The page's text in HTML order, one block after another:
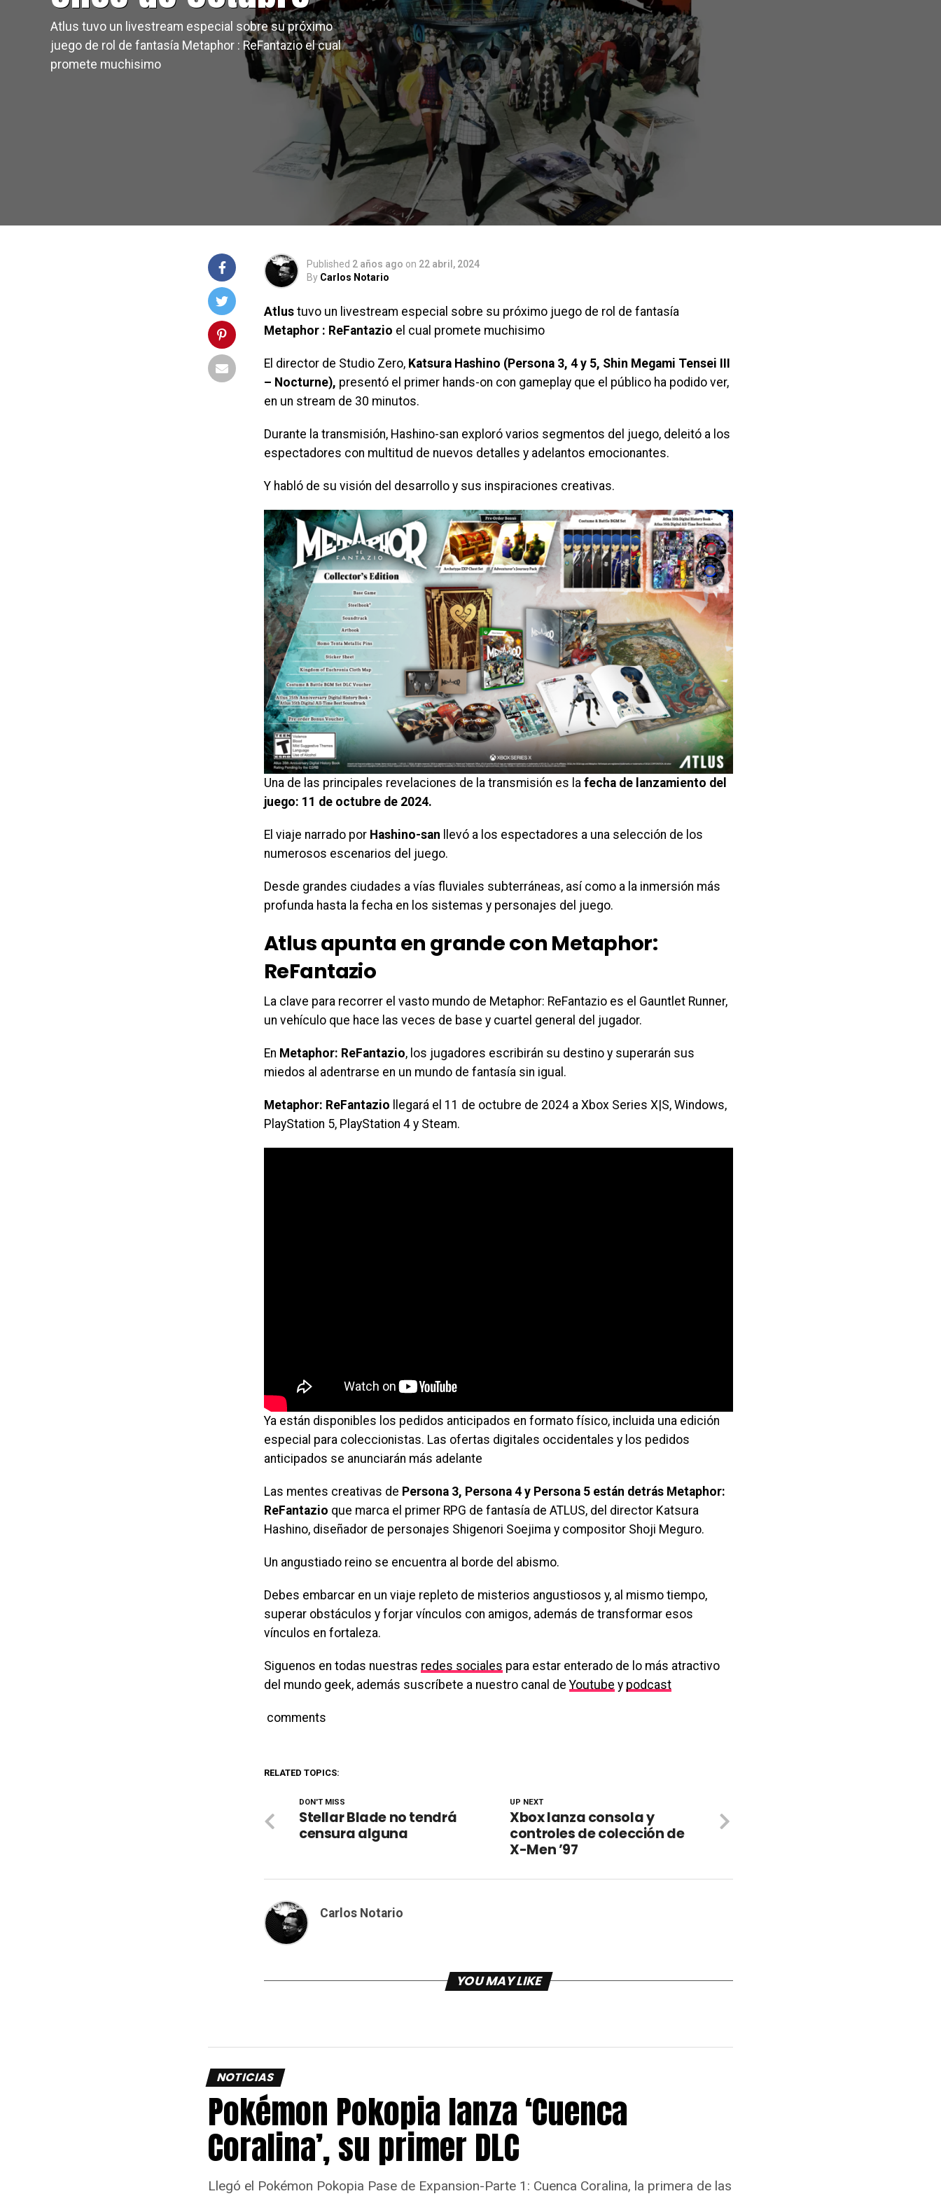
Atlus tuvo un livestream especial sobre su próximo
juego de rol de fantasía Metaphor : ReFantazio el cual
promete muchisimo
Published 2 años ago on 22 abril, 2024
By Carlos Notario
Atlus tuvo un livestream especial sobre su próximo juego de rol de fantasía
Metaphor : ReFantazio el cual promete muchisimo
El director de Studio Zero, Katsura Hashino (Persona 3, 4 y 5, Shin Megami Tensei III
– Nocturne), presentó el primer hands-on con gameplay que el público ha podido ver,
en un stream de 30 minutos.
Durante la transmisión, Hashino-san exploró varios segmentos del juego, deleitó a los
espectadores con multitud de nuevos detalles y adelantos emocionantes.
Y habló de su visión del desarrollo y sus inspiraciones creativas.
Una de las principales revelaciones de la transmisión es la fecha de lanzamiento del
juego: 11 de octubre de 2024.
El viaje narrado por Hashino-san llevó a los espectadores a una selección de los
numerosos escenarios del juego.
Desde grandes ciudades a vías fluviales subterráneas, así como a la inmersión más
profunda hasta la fecha en los sistemas y personajes del juego.
Atlus apunta en grande con Metaphor:
ReFantazio
La clave para recorrer el vasto mundo de Metaphor: ReFantazio es el Gauntlet Runner,
un vehículo que hace las veces de base y cuartel general del jugador.
En Metaphor: ReFantazio, los jugadores escribirán su destino y superarán sus
miedos al adentrarse en un mundo de fantasía sin igual.
Metaphor: ReFantazio llegará el 11 de octubre de 2024 a Xbox Series X|S, Windows,
PlayStation 5, PlayStation 4 y Steam.
Ya están disponibles los pedidos anticipados en formato físico, incluida una edición
especial para coleccionistas. Las ofertas digitales occidentales y los pedidos
anticipados se anunciarán más adelante
Las mentes creativas de Persona 3, Persona 4 y Persona 5 están detrás Metaphor:
ReFantazio que marca el primer RPG de fantasía de ATLUS, del director Katsura
Hashino, diseñador de personajes Shigenori Soejima y compositor Shoji Meguro.
Un angustiado reino se encuentra al borde del abismo.
Debes embarcar en un viaje repleto de misterios angustiosos y, al mismo tiempo,
superar obstáculos y forjar vínculos con amigos, además de transformar esos
vínculos en fortaleza.
Siguenos en todas nuestras redes sociales para estar enterado de lo más atractivo
del mundo geek, además suscríbete a nuestro canal deYoutube y podcast
comments
RELATED TOPICS:
UP NEXT
Xbox lanza consola y
controles de colección de
X-Men ’97
DON'T MISS
Stellar Blade no tendrá
censura alguna
Carlos Notario
YOU MAY LIKE
NOTICIAS
Pokémon Pokopia lanza ‘Cuenca
Coralina’, su primer DLC
Llegó el Pokémon Pokopia Pase de Expansion-Parte 1: Cuenca Coralina, la primera de las